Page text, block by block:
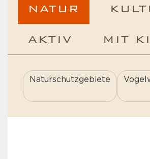
NATUR
AKTIV MIT
Naturschutzgebiete